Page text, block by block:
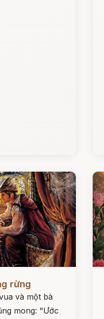
rừng
và một bà
mong: "Ước